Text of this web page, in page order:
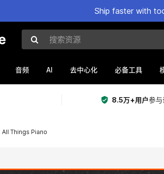
Ship faster with
搜索资源
音频 AI 去中心化 必备工具
8.5万+用户参与
All Things Piano